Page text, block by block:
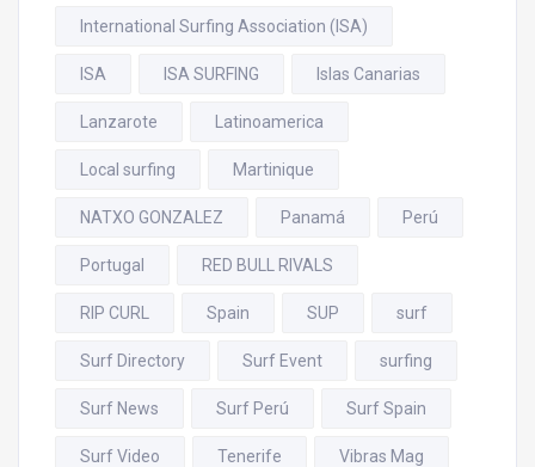
International Surfing Association (ISA)
ISA ISA SURFING Islas Canarias
Lanzarote Latinoamerica
Local surfing Martinique
NATXO GONZALEZ Panamá Perú
Portugal RED BULL RIVALS
RIP CURL Spain SUP surf
Surf Directory Surf Event surfing
Surf News Surf Perú Surf Spain
Surf Video Tenerife Vibras Mag